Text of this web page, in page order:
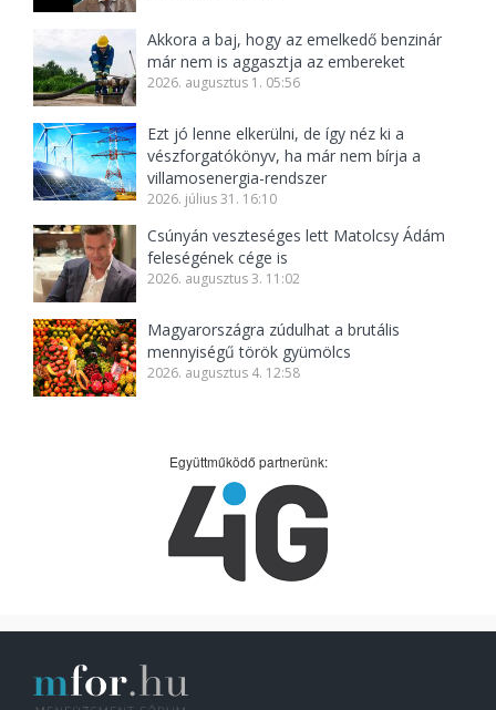
Akkora a baj, hogy az emelkedő benzinár
már nem is aggasztja az embereket
2026. augusztus 1. 05:56
Ezt jó lenne elkerülni, de így néz ki a
vészforgatókönyv, ha már nem bírja a
villamosenergia-rendszer
2026. július 31. 16:10
Csúnyán veszteséges lett Matolcsy Ádám
feleségének cége is
2026. augusztus 3. 11:02
Magyarországra zúdulhat a brutális
mennyiségű török gyümölcs
2026. augusztus 4. 12:58
Együttműködő partnerünk: